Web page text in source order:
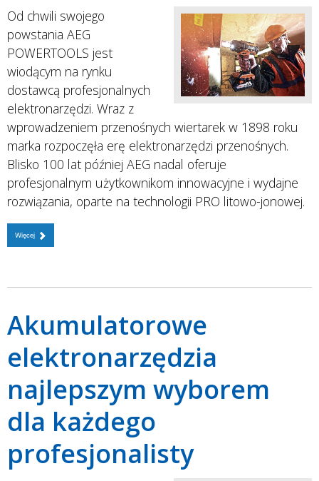
Od chwili swojego
powstania AEG
POWERTOOLS jest
wiodącym na rynku
dostawcą profesjonalnych
elektronarzędzi. Wraz z
wprowadzeniem przenośnych wiertarek w 1898 roku
marka rozpoczęła erę elektronarzędzi przenośnych.
Blisko 100 lat później AEG nadal oferuje
profesjonalnym użytkownikom innowacyjne i wydajne
rozwiązania, oparte na technologii PRO litowo-jonowej.
Więcej
Akumulatorowe
elektronarzędzia
najlepszym wyborem
dla każdego
profesjonalisty